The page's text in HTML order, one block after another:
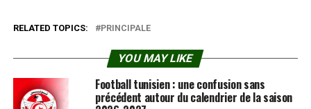
RELATED TOPICS: PRINCIPALE
YOU MAY LIKE
Football tunisien : une confusion sans
précédent autour du calendrier de la saison